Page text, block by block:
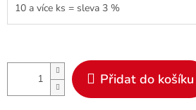
10 a více ks = sleva 3 %
Přidat do košíku